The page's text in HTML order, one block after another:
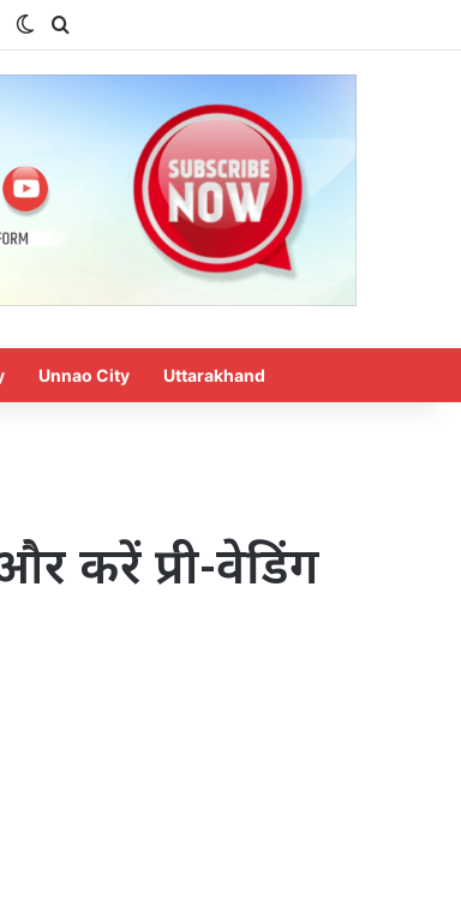
In
Switch skin
Unnao City Uttarakhand
करें प्री-वेडिंग